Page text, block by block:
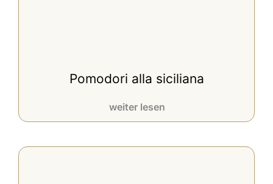
Pomodori alla siciliana
weiter lesen